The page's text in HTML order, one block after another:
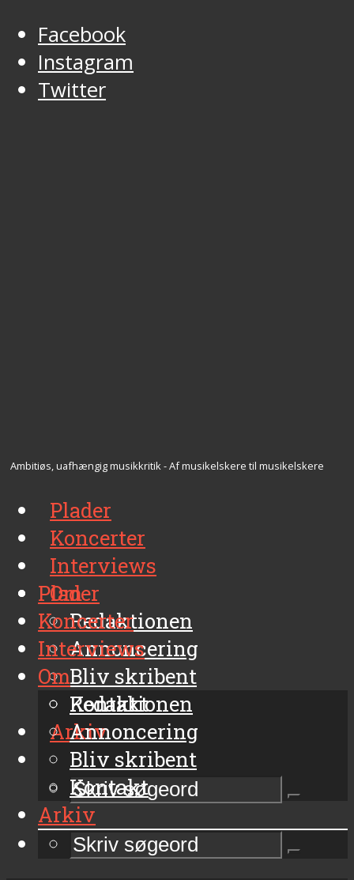
Facebook
Instagram
Twitter
Ambitiøs, uafhængig musikkritik - Af musikelskere til musikelskere
Plader
Koncerter
Interviews
Om
Redaktionen
Annoncering
Bliv skribent
Kontakt
Arkiv
Plader
Koncerter
Interviews
Om
Redaktionen
Annoncering
Bliv skribent
Kontakt
Arkiv